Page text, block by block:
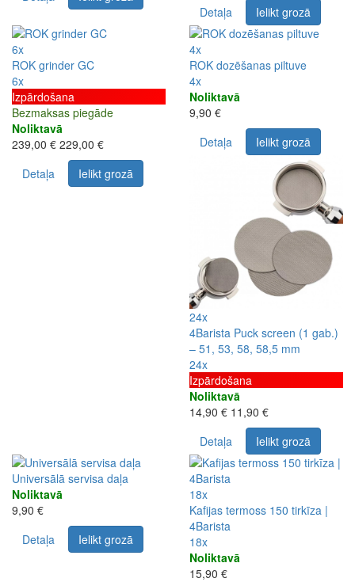
Detaļa
Ielikt grozā
6x
ROK grinder GC
6x
Izpārdošana
Bezmaksas piegāde
Noliktavā
239,00 € 229,00 €
Detaļa
Ielikt grozā
4x
ROK dozēšanas piltuve
4x
Noliktavā
9,90 €
Detaļa
Ielikt grozā
24x
4Barista Puck screen (1 gab.)
– 51, 53, 58, 58,5 mm
24x
Izpārdošana
Noliktavā
14,90 € 11,90 €
Detaļa
Ielikt grozā
Universālā servisa daļa
Noliktavā
9,90 €
Detaļa
Ielikt grozā
18x
Kafijas termoss 150 tirkīza |
4Barista
18x
Noliktavā
15,90 €